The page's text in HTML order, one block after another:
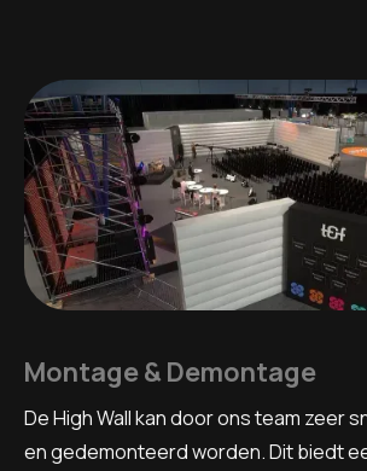
Montage & Demontage
De High Wall kan door ons team zeer
en gedemonteerd worden. Dit biedt